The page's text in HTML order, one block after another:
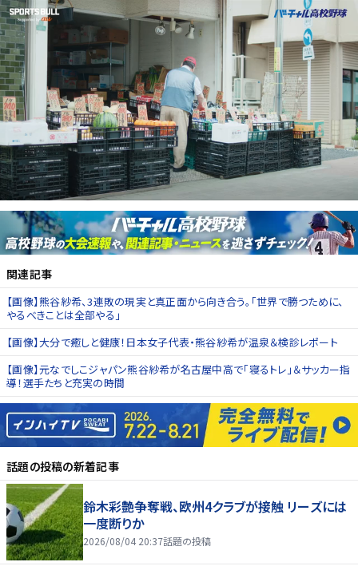
関連記事
【画像】熊谷紗希、3連敗の現実と真正面から向き合う。「世界で勝つために、
やるべきことは全部やる」
【画像】大分で癒しと健康！日本女子代表・熊谷紗希が温泉＆検診レポート
【画像】元なでしこジャパン熊谷紗希が名古屋中高で「寝るトレ」＆サッカー指
導！選手たちと充実の時間
話題の投稿の新着記事
鈴木彩艶争奪戦、欧州4クラブが接触 リーズには
一度断りか
2026/08/04 20:37話題の投稿